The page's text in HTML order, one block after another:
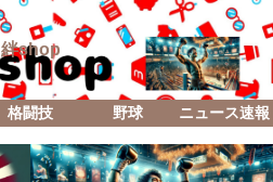
絆shop
格闘技 野球 ニュース速報